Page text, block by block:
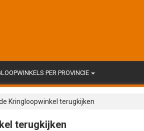
PER PROVINCIE
Kringloopwinkel terugkijken
terugkijken